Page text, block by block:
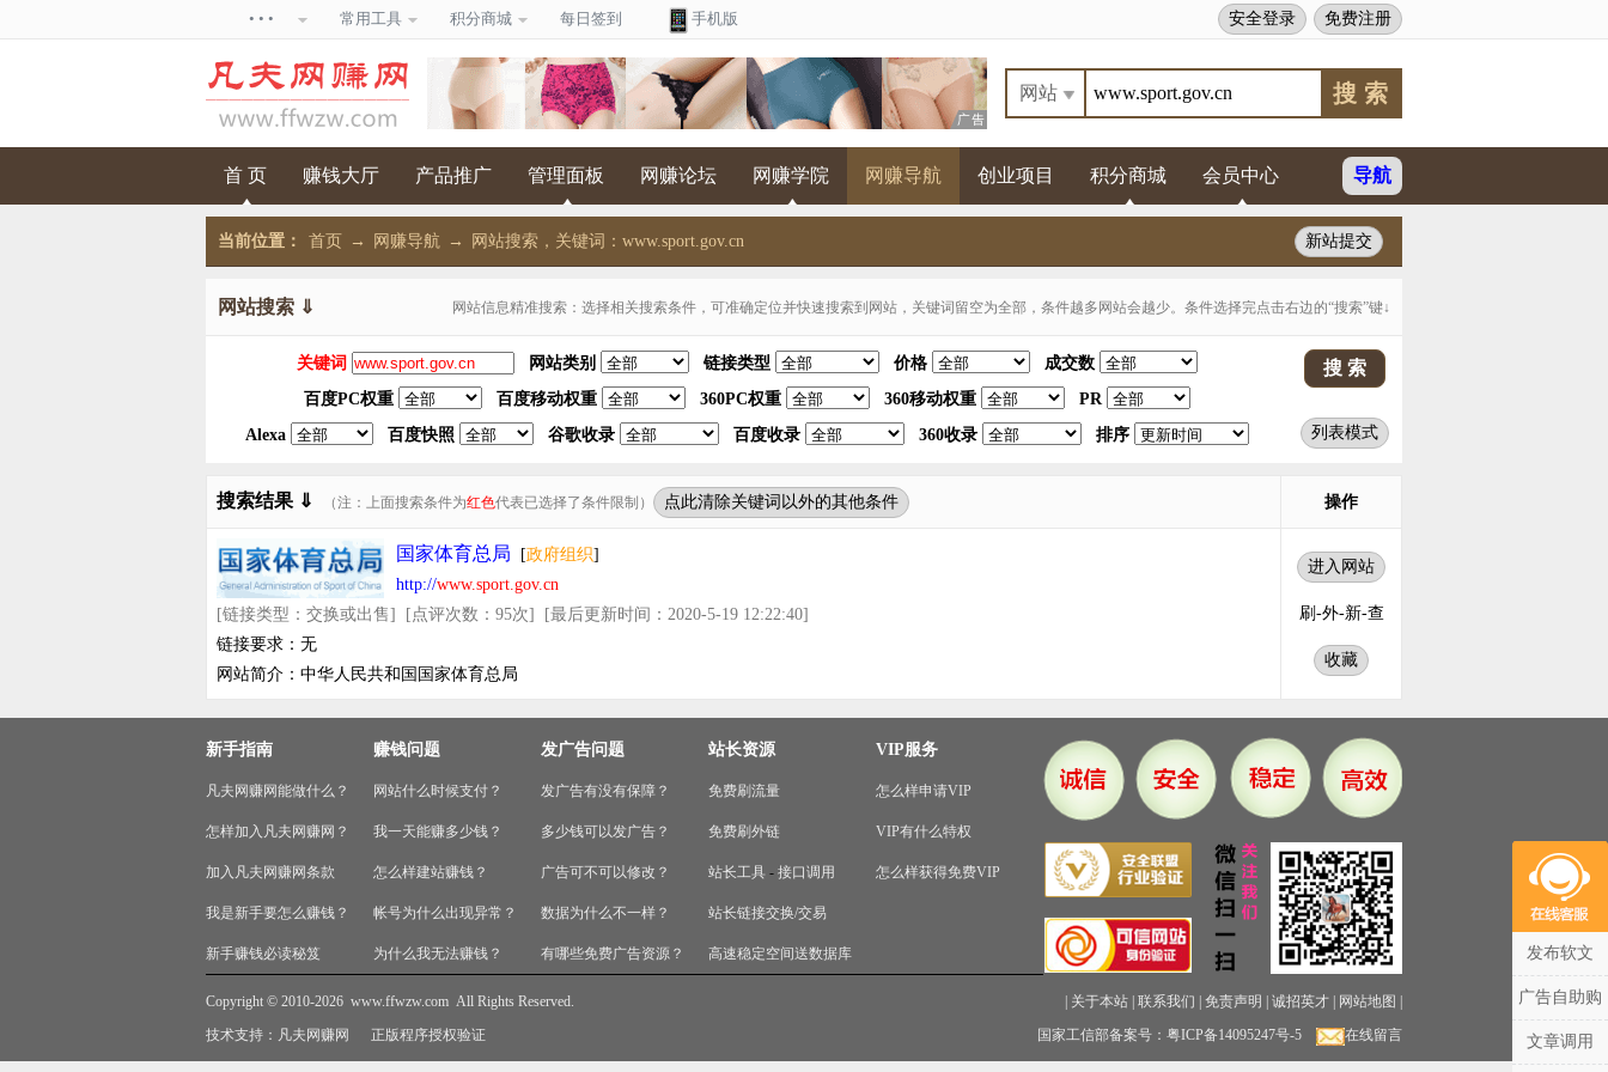
• • • 常用工具 积分商城 每日签到 手机版 免费注册
安全登录
首 页 赚钱大厅 产品推广 管理面板 网赚论坛 网赚学院 网赚导航 创业项目 积分商城 会员中心 导航
当前位置： 首页 → 网赚导航 → 网站搜索，关键词：www.sport.gov.cn 新站提交
网站搜索 ⇓ 网站信息精准搜索：选择相关搜索条件，可准确定位并快速搜索到网站，关键词留空为全部，条件越多网站会越少。条件选择完点击右边的“搜索”键↓
关键词 网站类别 链接类型 价格
成交数
百度PC权重
百度移动权重 360PC权重 360移动权重
PR
Alexa
百度快照 谷歌收录 百度收录 360收录 排序 列表模式
搜索结果 ⇓ （注：上面搜索条件为红色代表已选择了条件限制） 点此清除关键词以外的其他条件 操作
国家体育总局 [政府组织]
http://www.sport.gov.cn
[链接类型：交换或出售] [点评次数：95次] [最后更新时间：2020-5-19 12:22:40]
链接要求：无
网站简介：中华人民共和国国家体育总局
进入网站
刷 -外-新-查
收藏
新手指南
凡夫网赚网能做什么？
怎样加入凡夫网赚网？
加入凡夫网赚网条款
我是新手要怎么赚钱？
新手赚钱必读秘笈
赚钱问题
网站什么时候支付？
我一天能赚多少钱？
怎么样建站赚钱？
帐号为什么出现异常？
为什么我无法赚钱？
发广告问题
发广告有没有保障？
多少钱可以发广告？
广告可不可以修改？
数据为什么不一样？
有哪些免费广告资源？
站长资源
免费刷流量
免费刷外链
站长工具 - 接口调用
站长链接交换/交易
高速稳定空间送数据库
VIP服务
怎么样申请VIP
VIP有什么特权
怎么样获得免费VIP
Copyright © 2010-2026 www.ffwzw.com All Rights Reserved. 关于本站 联系我们 免责声明 诚招英才 网站地图
技术支持： 凡夫网赚网 正版程序授权验证 国家工信部备案号： 粤ICP备14095247号-5 在线留言
发布软文
广告自助购
文章调用